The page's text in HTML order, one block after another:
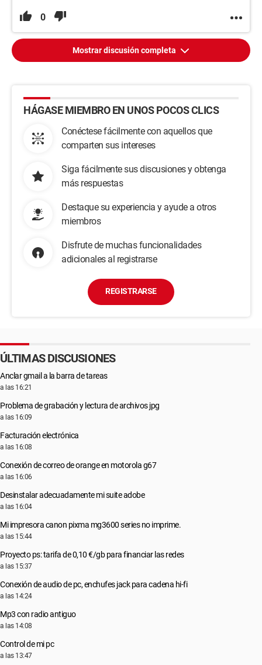
0
Mostrar discusión completa
HÁGASE MIEMBRO EN UNOS POCOS CLICS
Conéctese fácilmente con aquellos que
comparten sus intereses
Siga fácilmente sus discusiones y obtenga
más respuestas
Destaque su experiencia y ayude a otros
miembros
Disfrute de muchas funcionalidades
adicionales al registrarse
REGISTRARSE
ÚLTIMAS DISCUSIONES
Anclar gmail a la barra de tareas
a las 16:21
Problema de grabación y lectura de archivos jpg
a las 16:09
Facturación electrónica
a las 16:08
Conexión de correo de orange en motorola g67
a las 16:06
Desinstalar adecuadamente mi suite adobe
a las 16:04
Mi impresora canon pixma mg3600 series no imprime.
a las 15:44
Proyecto ps: tarifa de 0,10 €/gb para financiar las redes
a las 15:37
Conexión de audio de pc, enchufes jack para cadena hi-fi
a las 14:24
Mp3 con radio antiguo
a las 14:08
Control de mi pc
a las 13:47